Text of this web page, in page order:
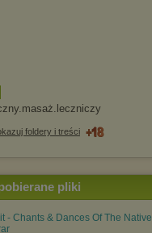
ż.leczniczy
foldery i treści
pliki
- Chants & Dances Of The Native